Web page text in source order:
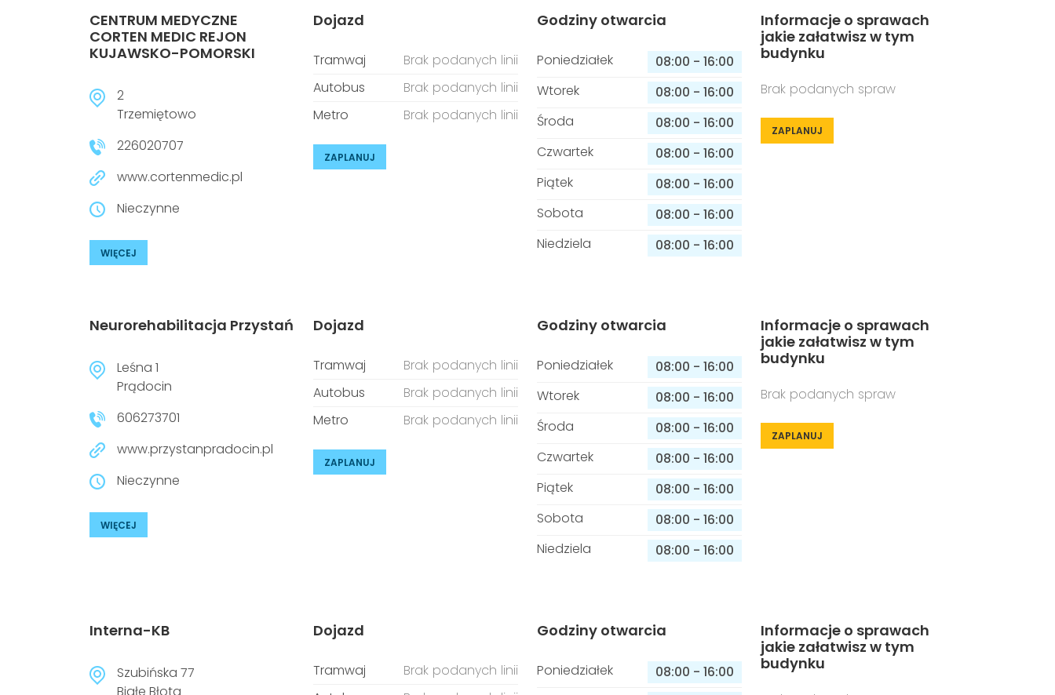
CENTRUM MEDYCZNE
CORTEN MEDIC REJON
KUJAWSKO-POMORSKI
2
Trzemiętowo
226020707
www.cortenmedic.pl
Nieczynne
WIĘCEJ
Dojazd
Tramwaj
Brak podanych linii
Autobus
Brak podanych linii
Metro
Brak podanych linii
ZAPLANUJ
Godziny otwarcia
Poniedziałek 08:00 - 16:00
Wtorek
08:00 - 16:00
Środa
08:00 - 16:00
Czwartek
08:00 - 16:00
Piątek
08:00 - 16:00
Sobota
08:00 - 16:00
Niedziela
08:00 - 16:00
Informacje o sprawach
jakie załatwisz w tym
budynku
Brak podanych spraw
ZAPLANUJ
Neurorehabilitacja Przystań
Leśna 1
Prądocin
606273701
www.przystanpradocin.pl
Nieczynne
WIĘCEJ
Dojazd
Tramwaj
Brak podanych linii
Autobus
Brak podanych linii
Metro
Brak podanych linii
ZAPLANUJ
Godziny otwarcia
Poniedziałek 08:00 - 16:00
Wtorek
08:00 - 16:00
Środa
08:00 - 16:00
Czwartek
08:00 - 16:00
Piątek
08:00 - 16:00
Sobota
08:00 - 16:00
Niedziela
08:00 - 16:00
Informacje o sprawach
jakie załatwisz w tym
budynku
Brak podanych spraw
ZAPLANUJ
Interna-KB
Szubińska 77
Dojazd
Tramwaj
Brak podanych linii
Godziny otwarcia
Poniedziałek 08:00 - 16:00
Informacje o sprawach
jakie załatwisz w tym
budynku